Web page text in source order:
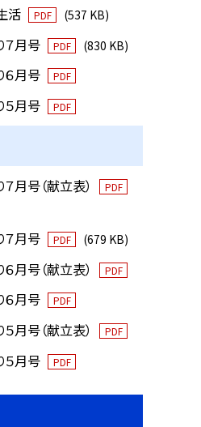
活 PDF (537 KB)
７月号 PDF (830 KB)
６月号 PDF
５月号 PDF
月号（献立表） PDF
７月号 PDF (679 KB)
月号（献立表） PDF
６月号 PDF
月号（献立表） PDF
５月号 PDF